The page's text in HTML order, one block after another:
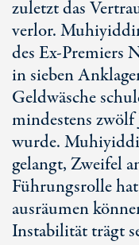
zuletzt das
verlor.
des Ex-Premiers
in sieben
Geldwäsche
mindestens
wurde.
gelangt, Zweifel
Führungsrolle
ausräumen
Instabilität trägt